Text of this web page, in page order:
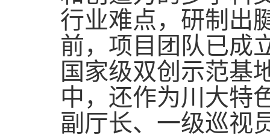
行业难点，研制出
前，项目团队已成
国家级双创示范基
中，还作为川大特
副厅长、一级巡视